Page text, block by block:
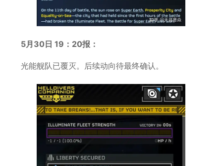
5月30日 19：20报：
光能舰队已覆灭。后续动向待最终确认。